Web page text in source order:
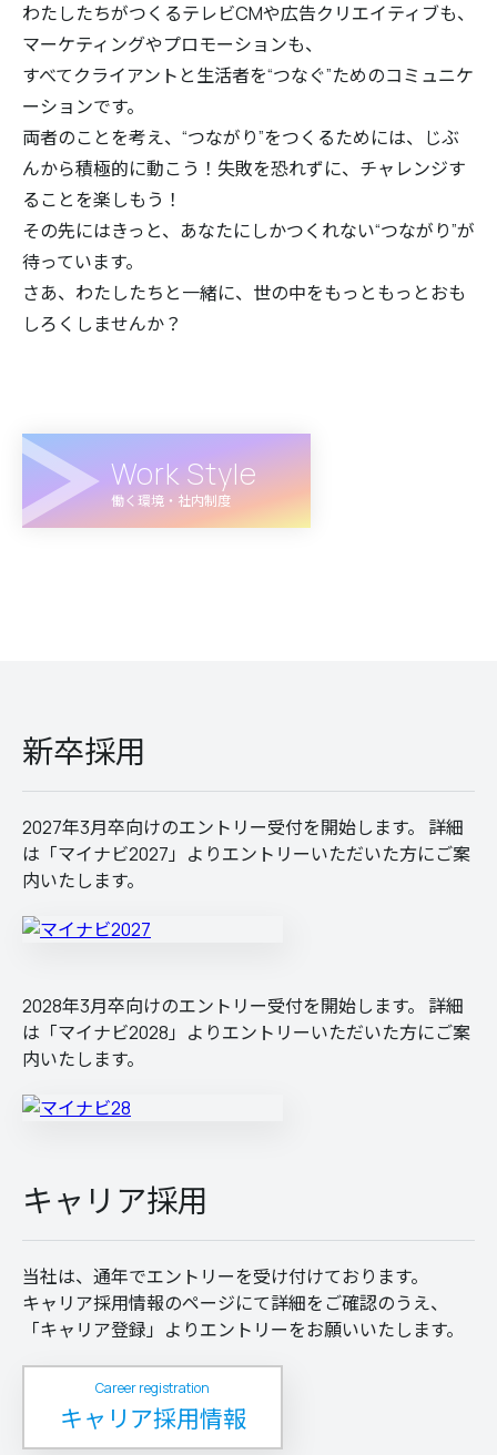
わたしたちがつくるテレビCMや広告クリエイティブも、
マーケティングやプロモーションも、
すべてクライアントと生活者を“つなぐ”ためのコミュニケ
ーションです。
両者のことを考え、“つながり”をつくるためには、じぶ
んから積極的に動こう！失敗を恐れずに、チャレンジす
ることを楽しもう！
その先にはきっと、あなたにしかつくれない“つながり”が
待っています。
さあ、わたしたちと一緒に、世の中をもっともっとおも
しろくしませんか？
Work Style
働く環境・社内制度
新卒採用
2027年3月卒向けのエントリー受付を開始します。 詳細
は「マイナビ2027」よりエントリーいただいた方にご案
内いたします。
2028年3月卒向けのエントリー受付を開始します。 詳細
は「マイナビ2028」よりエントリーいただいた方にご案
内いたします。
キャリア採用
当社は、通年でエントリーを受け付けております。
キャリア採用情報のページにて詳細をご確認のうえ、
「キャリア登録」よりエントリーをお願いいたします。
Career registration
キャリア採用情報